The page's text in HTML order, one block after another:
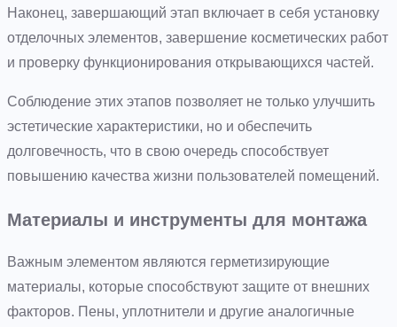
Наконец, завершающий этап включает в себя установку
отделочных элементов, завершение косметических работ
и проверку функционирования открывающихся частей.
Соблюдение этих этапов позволяет не только улучшить
эстетические характеристики, но и обеспечить
долговечность, что в свою очередь способствует
повышению качества жизни пользователей помещений.
Материалы и инструменты для монтажа
Важным элементом являются герметизирующие
материалы, которые способствуют защите от внешних
факторов. Пены, уплотнители и другие аналогичные